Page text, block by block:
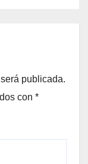
publicada.
con *